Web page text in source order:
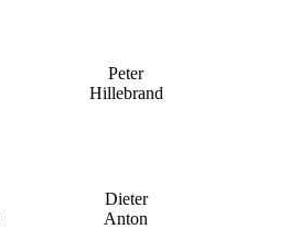
Peter
Hillebrand
Dieter
Anton